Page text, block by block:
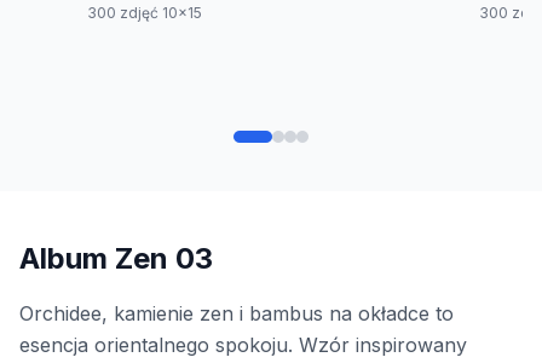
300 zdjęć 10x15 300
Album Zen 03
Orchidee, kamienie zen i bambus na okładce to
esencja orientalnego spokoju. Wzór inspirowany